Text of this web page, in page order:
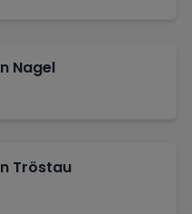
Nagel
Tröstau